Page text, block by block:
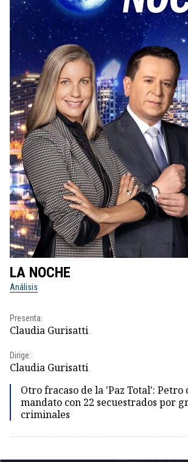
LA NOCHE
Análisis
Presenta:
Claudia Gurisatti
Dirige:
Claudia Gurisatti
Otro fracaso de la 'Paz Total': Petro
mandato con 22 secuestrados por
criminales